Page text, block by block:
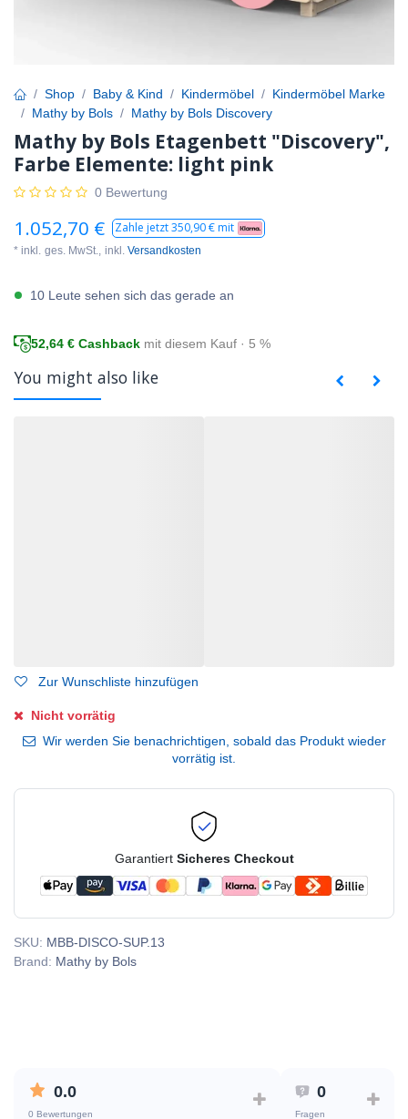
Shop Baby & Kind Kindermöbel
Kindermöbel Marke
Mathy by Bols
Mathy by Bols Discovery
Mathy by Bols Etagenbett "Discovery",
Farbe Elemente: light pink
0 Bewertung
1.052,70 € Zahle jetzt350,90€ mit
* inkl. ges. MwSt., inkl. Versandkosten
10 Leute sehen sich das gerade an
52,64 € Cashback mit diesem Kauf · 5 %
You might also like
Zur Wunschliste hinzufügen
Nicht vorrätig
Wir werden Sie benachrichtigen, sobald das Produkt wieder
vorrätig ist.
Garantiert Sicheres Checkout
SKU: MBB-DISCO-SUP.13
Brand: Mathy by Bols
0.0
0 Bewertungen
0
Fragen